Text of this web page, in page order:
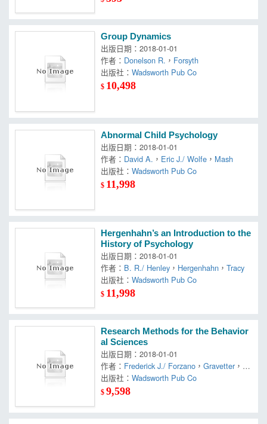
Group Dynamics
出版日期：2018-01-01
作者： Donelson R. ， Forsyth
出版社：Wadsworth Pub Co
$ 10,498
Abnormal Child Psychology
出版日期：2018-01-01
作者： David A. ， Eric J./ Wolfe ， Mash
出版社：Wadsworth Pub Co
$ 11,998
Hergenhahn’s an Introduction to the
History of Psychology
出版日期：2018-01-01
作者： B. R./ Henley ， Hergenhahn ，Tracy
出版社：Wadsworth Pub Co
$ 11,998
Research Methods for the Behavior
al Sciences
出版日期：2018-01-01
作者： Frederick J./ Forzano ，Gravetter ， Lo
ri-Ann B.
出版社：Wadsworth Pub Co
$9,598